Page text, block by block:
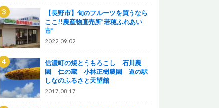
【長野市】旬のフルーツを買うなら
ここ!!農産物直売所”若穂ふれあい
市”
2022.09.02
信濃町の焼とうもろこし 石川農
園 仁の蔵 小林正樹農園 道の駅
しなのふるさと天望館
2017.08.17